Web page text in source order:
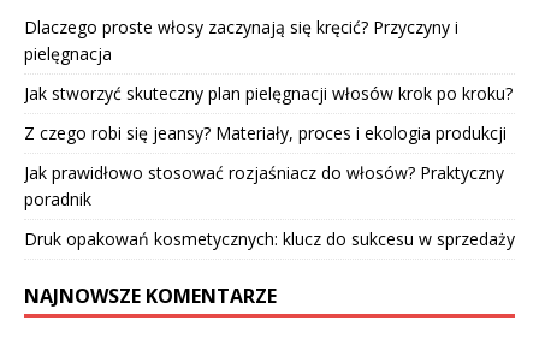
Dlaczego proste włosy zaczynają się kręcić? Przyczyny i
pielęgnacja
Jak stworzyć skuteczny plan pielęgnacji włosów krok po kroku?
Z czego robi się jeansy? Materiały, proces i ekologia produkcji
Jak prawidłowo stosować rozjaśniacz do włosów? Praktyczny
poradnik
Druk opakowań kosmetycznych: klucz do sukcesu w sprzedaży
NAJNOWSZE KOMENTARZE